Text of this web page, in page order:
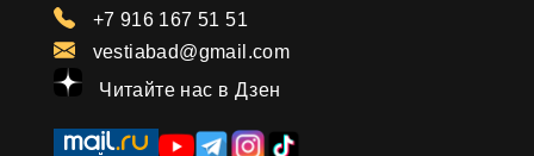
+7 916 167 51 51
vestiabad@gmail.com
Читайте нас в Дзен